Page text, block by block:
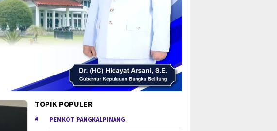
TOPIK POPULER
PEMKOT PANGKALPINANG